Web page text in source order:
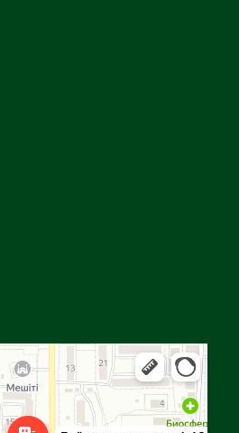
Яндекс Карты